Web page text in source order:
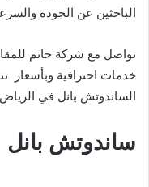
الباحثين عن الجودة
تواصل مع شركة حاتم
خدمات احترافية وبأسعار
الساندوتش بانل في
ساندوتش بانل